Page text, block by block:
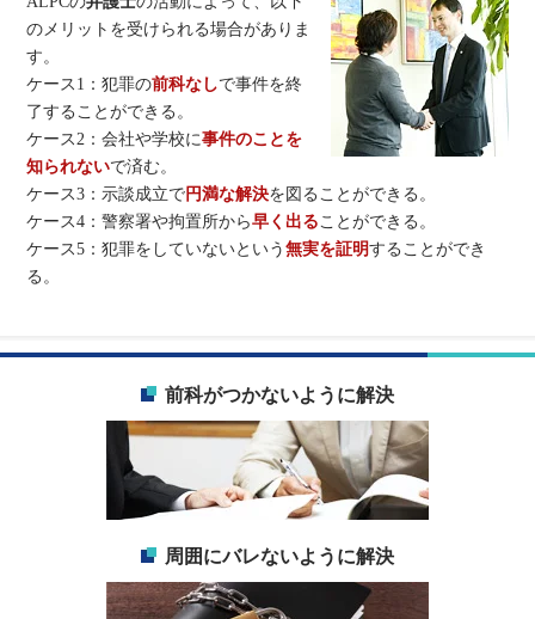
前科がつかないように解決
周囲にバレないように解決
のメリットを受けられる場合がありま
す。
ケース1：犯罪の前科なしで事件を終
了することができる。
ケース2：会社や学校に事件のことを
知られないで済む。
ケース3：示談成立で円満な解決を図ることができる。
ケース4：警察署や拘置所から早く出ることができる。
ケース5：犯罪をしていないという無実を証明することができ
る。